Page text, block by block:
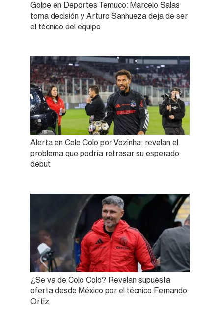
Golpe en Deportes Temuco: Marcelo Salas
toma decisión y Arturo Sanhueza deja de ser
el técnico del equipo
Alerta en Colo Colo por Vozinha: revelan el
problema que podría retrasar su esperado
debut
¿Se va de Colo Colo? Revelan supuesta
oferta desde México por el técnico Fernando
Ortiz